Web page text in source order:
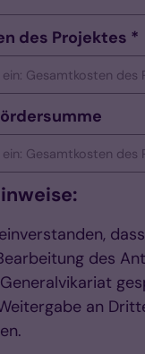
des Projektes *
des
an